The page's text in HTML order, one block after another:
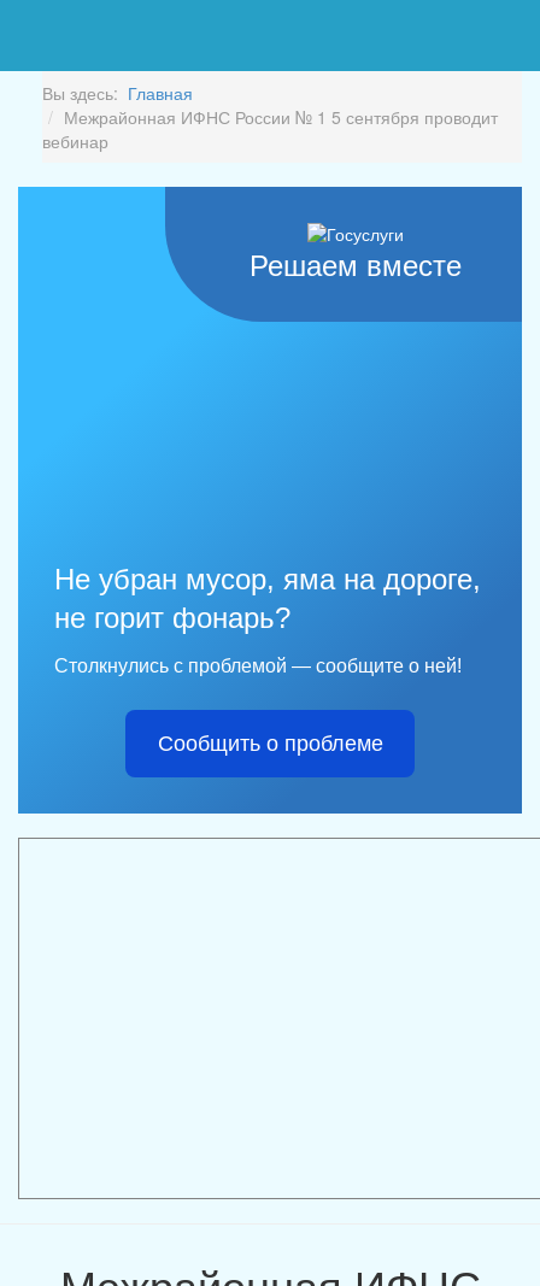
Вы здесь: Главная
Межрайонная ИФНС России № 1 5 сентября проводит
вебинар
Решаем вместе
Не убран мусор, яма на дороге,
не горит фонарь?
Столкнулись с проблемой — сообщите о ней!
Сообщить о проблеме